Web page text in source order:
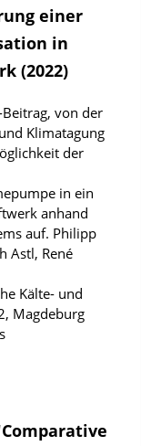
einer
in
(2022)
von der
Klimatagung
der
in ein
anhand
auf. Philipp
Astl, René
Kälte- und
Magdeburg